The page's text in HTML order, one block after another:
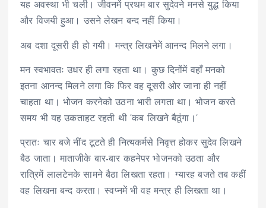
यह अवस्था भी चली। जीवनमें प्रथम बार सुदेवने मनसे युद्ध किया
और विजयी हुआ। उसने लेखन बन्द नहीं किया।
अब दशा दूसरी ही हो गयी। मन्त्र लिखनेमें आनन्द मिलने लगा।
मन स्वभावतः उधर ही लगा रहता था। कुछ दिनोंमें वहाँ मनको
इतना आनन्द मिलने लगा कि फिर वह दूसरी ओर जाना ही नहीं
चाहता था। भोजन करनेको उठना भारी लगता था। भोजन करते
समय भी यह उकताहट रहती थी ‘कब लिखने बैठूंगा।’
प्रातः चार बजे नींद टूटते ही नित्यकर्मसे निवृत्त होकर सुदेव लिखने
बैठ जाता। माताजीके बार-बार कहनेपर भोजनको उठता और
रात्रिमें लालटेनके सामने बैठा लिखता रहता। ग्यारह बजते तब कहीं
वह लिखना बन्द करता। स्वप्नमें भी वह मन्त्र ही लिखता था।